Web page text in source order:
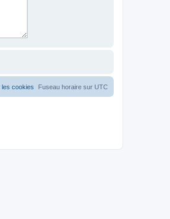
Fuseau horaire sur UTC
les cookies